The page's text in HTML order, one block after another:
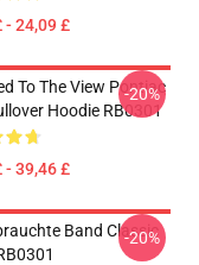
- 24,09 £
To The View Pontiac
Hoodie RB0301
- 39,46 £
-20%
Band Classic
-20%